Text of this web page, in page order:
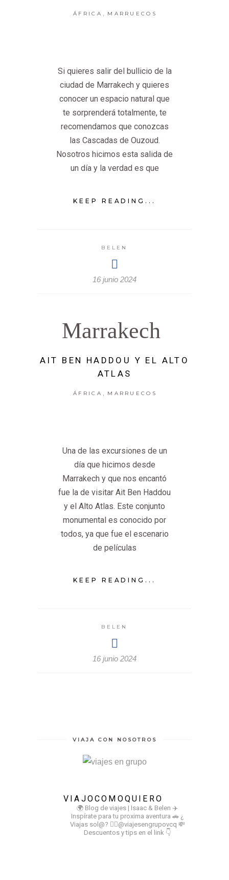
ÁFRICA , MARRUECOS
Si quieres salir del bullicio de la
ciudad de Marrakech y quieres
conocer un espacio natural que
te sorprenderá totalmente, te
recomendamos que conozcas
las Cascadas de Ouzoud.
Nosotros hicimos esta salida de
un día y la verdad es que
KEEP READING...
BELEN
16 junio 2024
Marrakech
AIT BEN HADDOU Y EL ALTO
ATLAS
ÁFRICA MARRUECOS
Una de las excursiones de un
día que hicimos desde
Marrakech y que nos encantó
fue la de visitar Ait Ben Haddou
y el Alto Atlas. Este conjunto
monumental es conocido por
todos, ya que fue el escenario
de películas
KEEP READING...
BELEN
16 junio 2024
VIAJA CON NOSOTROS
VIAJOCOMOQUIERO
🌍 Blog de viajes | Isaac & Belen ✈️
Inspírate para tu proxima aventura 🚗 ¿
Viajas sol@? 👉🏻@viajesengrupovcq 💸
Descuentos y tips en el link 👇